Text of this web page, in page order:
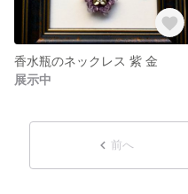
香水瓶のネックレス 紫 金
展示中
前へ